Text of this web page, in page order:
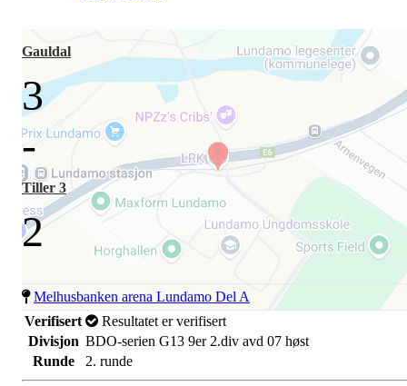
Gauldal
3
-
Tiller 3
2
Melhusbanken arena Lundamo Del A
Verifisert
Resultatet er verifisert
Divisjon BDO-serien G13 9er 2.div avd 07 høst
Runde
2. runde